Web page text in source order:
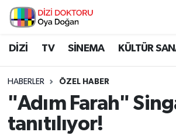
DİZİ TV SİNEMA KÜLTÜR
HABERLER ÖZEL HABER
"Adım Farah"
tanıtılıyor!
İstanbul Nöbetçi Eczaneler
İstanbul Namaz Vakitleri
İstanbul Trafik Yoğunluk